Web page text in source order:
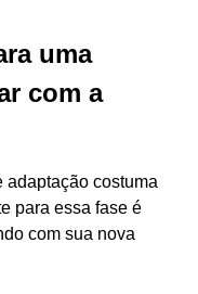
uma
com a
adaptação costuma
para essa fase é
com sua nova